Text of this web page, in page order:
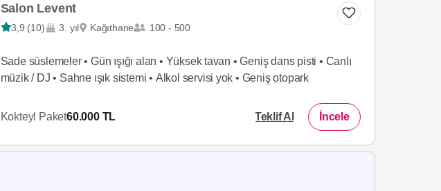
Salon Levent
3,9 (10) 3. yıl Kağıthane 100 - 500
Sade süslemeler • Gün ışığı alan • Yüksek tavan • Geniş dans pisti • Canlı
müzik / DJ • Sahne ışık sistemi • Alkol servisi yok • Geniş otopark
Kokteyl Paket60.000 TL Teklif Al İncele